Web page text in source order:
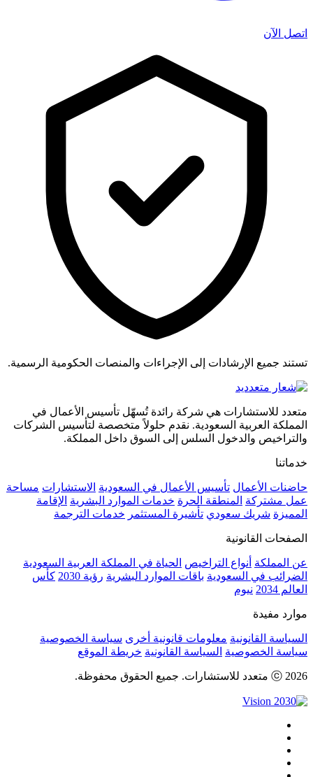
اتصل الآن
تستند جميع الإرشادات إلى الإجراءات والمنصات الحكومية الرسمية.
متعدد للاستشارات هي شركة رائدة تُسهّل تأسيس الأعمال في
المملكة العربية السعودية. نقدم حلولاً متخصصة لتأسيس الشركات
والتراخيص والدخول السلس إلى السوق داخل المملكة.
خدماتنا
حاضنات الأعمال تأسيس الأعمال في السعودية الاستشارات مساحة
عمل مشتركة المنطقة الحرة خدمات الموارد البشرية الإقامة
المميزة شريك سعودي تأشيرة المستثمر خدمات الترجمة
الصفحات القانونية
عن المملكة أنواع التراخيص الحياة في المملكة العربية السعودية
الضرائب في السعودية باقات الموارد البشرية رؤية 2030
كأس
العالم 2034
نيوم
موارد مفيدة
السياسة القانونية معلومات قانونية أخرى سياسة الخصوصية
سياسة الخصوصية السياسة القانونية خريطة الموقع
ⓒ 2026 متعدد للاستشارات. جميع الحقوق محفوظة.